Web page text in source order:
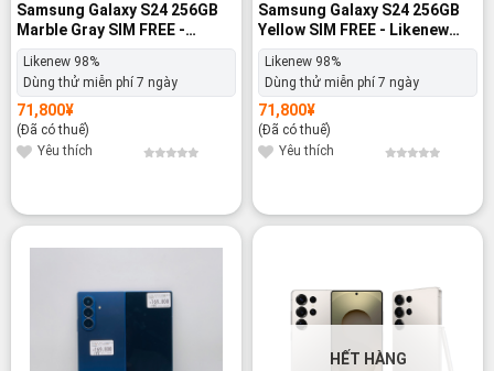
Samsung Galaxy S24 256GB
Marble Gray SIM FREE -
Likenew 98%
Likenew 98%
Dùng thử miễn phí 7 ngày
71,800¥
(Đã có thuế)
Yêu thích
Samsung Galaxy S24 256GB
Yellow SIM FREE - Likenew
98%
Likenew 98%
Dùng thử miễn phí 7 ngày
71,800¥
(Đã có thuế)
Yêu thích
HẾT HÀNG